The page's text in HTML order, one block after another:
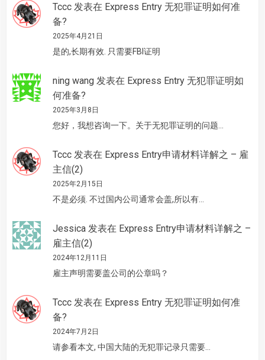
Tccc 发表在 Express Entry 无犯罪证明如何准
备?
2025年4月21日
是的,长期有效. 只需要FBI证明
ning wang 发表在 Express Entry 无犯罪证明如
何准备?
2025年3月8日
您好，我想咨询一下。关于无犯罪证明的问题…
Tccc 发表在 Express Entry申请材料详解之 – 雇
主信(2)
2025年2月15日
不是必须. 不过国内公司通常会盖,所以有…
Jessica 发表在 Express Entry申请材料详解之 –
雇主信(2)
2024年12月11日
雇主声明需要盖公司的公章吗？
Tccc 发表在 Express Entry 无犯罪证明如何准
备?
2024年7月2日
请参看本文, 中国大陆的无犯罪记录只需要…